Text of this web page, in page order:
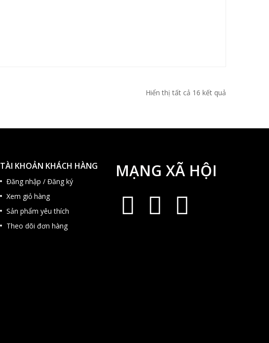
Hiển thị tất cả 16 kết quả
TÀI KHOẢN KHÁCH HÀNG
Đăng nhập / Đăng ký
Xem giỏ hàng
Sản phẩm yêu thích
Theo dõi đơn hàng
MẠNG XÃ HỘI